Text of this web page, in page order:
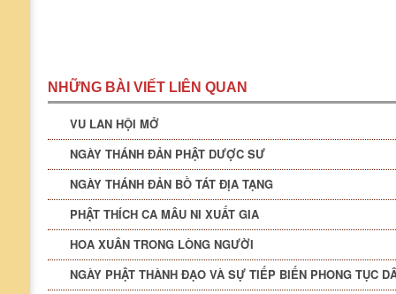
NHỮNG BÀI VIẾT LIÊN QUAN
VU LAN HỘI MỞ
NGÀY THÁNH ĐẢN PHẬT DƯỢC SƯ
NGÀY THÁNH ĐẢN BỒ TÁT ĐỊA TẠNG
PHẬT THÍCH CA MÂU NI XUẤT GIA
HOA XUÂN TRONG LÒNG NGƯỜI
NGÀY PHẬT THÀNH ĐẠO VÀ SỰ TIẾP BIẾN PHONG TỤC